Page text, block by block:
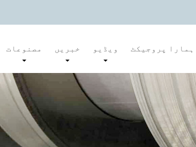
مصنوعات خبریں ویڈیو ہمارا پروجیکٹ